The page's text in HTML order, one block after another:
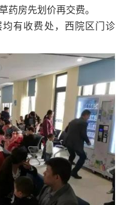
药房先划价再交费。
有收费处，西院区门诊